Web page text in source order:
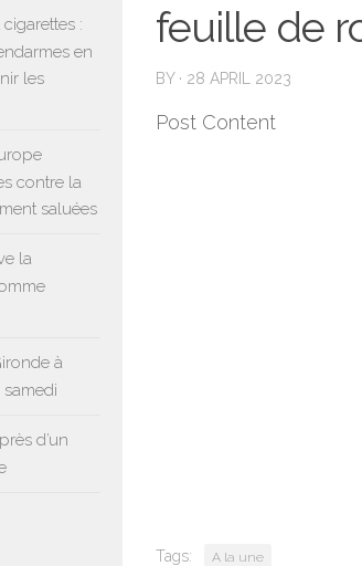
feuille de
BY · 28 APRIL 2023
Post Content
Tags: A la une
:
en
les
contre la
saluées
la
à
d’un